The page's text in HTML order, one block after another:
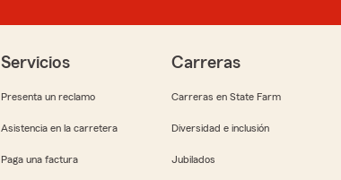
Servicios
Presenta un reclamo
Asistencia en la carretera
Paga una factura
Carreras
Carreras en State Farm
Diversidad e inclusión
Jubilados